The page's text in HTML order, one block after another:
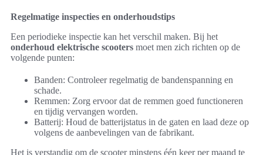
Regelmatige inspecties en onderhoudstips
Een periodieke inspectie kan het verschil maken. Bij het
onderhoud elektrische scooters moet men zich richten op de
volgende punten:
Banden: Controleer regelmatig de bandenspanning en
schade.
Remmen: Zorg ervoor dat de remmen goed functioneren
en tijdig vervangen worden.
Batterij: Houd de batterijstatus in de gaten en laad deze op
volgens de aanbevelingen van de fabrikant.
Het is verstandig om de scooter minstens één keer per maand te